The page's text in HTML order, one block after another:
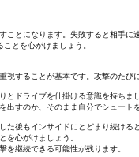
とになります。失敗すると相手
とを心がけましょう。
することが基本です。攻撃のた
ドライブを仕掛ける意識を持ちまし
すのか、そのまま自分でシュート
後もインサイドにとどまり続け
を心がけましょう。
を継続できる可能性が残ります。